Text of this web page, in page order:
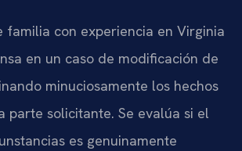
familia con experiencia en Virginia
en un caso de modificación de
minuciosamente los hechos
parte solicitante. Se evalúa si el
es genuinamente